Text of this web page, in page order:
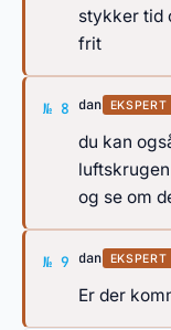
stykker tid
frit
№ 8 Svar af
dan EKSPERT
du kan
og se om
№ 9 Svar af
dan EKSPERT
Er der